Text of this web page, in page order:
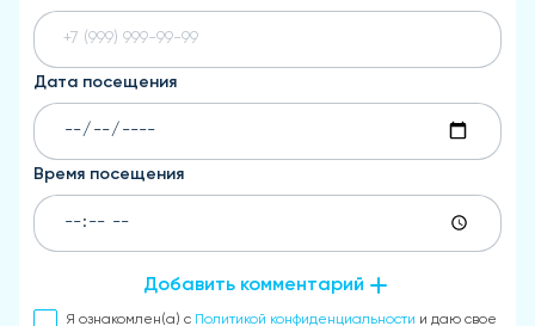
Дата посещения
Время посещения
Добавить комментарий
Я ознакомлен(а) с Политикой конфиденциальности и даю свое